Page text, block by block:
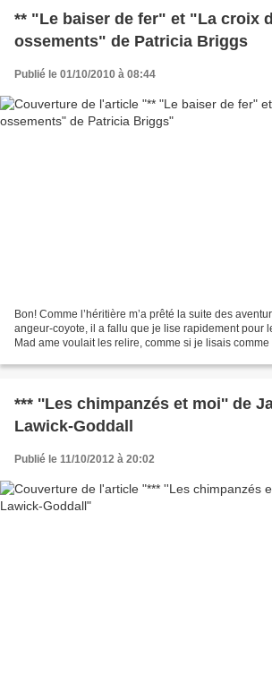
** "Le baiser de fer" et "La croix
ossements" de Patricia Briggs
Publié le 01/10/2010 à 08:44
Bon! Comme l’héritière m’a prêté la suite des
angeur-coyote, il a fallu que je lise rapidement pour
Mad ame voulait les relire, comme si je lisais
*** ''Les chimpanzés et moi'' de
Lawick-Goddall
Publié le 11/10/2012 à 20:02